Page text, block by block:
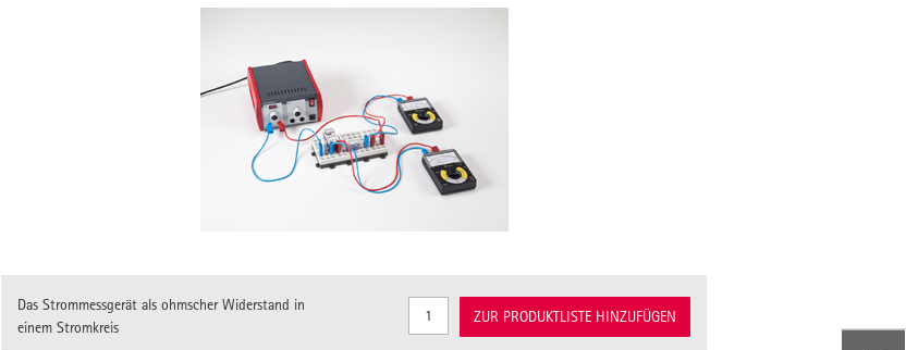
Das Strommessgerät als ohmscher Widerstand in
einem Stromkreis
ZUR PRODUKTLISTE HINZUFÜGEN